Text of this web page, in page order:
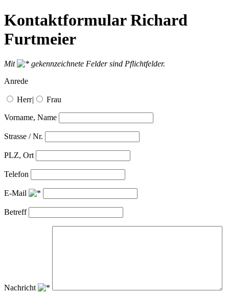
Kontaktformular Richard
Furtmeier
Mit
gekennzeichnete Felder sind Pflichtfelder.
Anrede
Herr| Frau
Vorname, Name
Strasse / Nr.
PLZ, Ort
Telefon
E-Mail
Betreff
Nachricht